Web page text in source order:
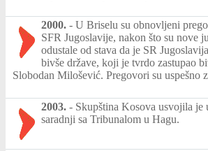
2000. - U Briselu su obnovljeni
SFR Jugoslavije, nakon što su nove
odustale od stava da je SR
bivše države, koji je tvrdo zastupao
Slobodan Milošević. Pregovori su uspešno
2003. - Skupština Kosova usvojila je
saradnji sa Tribunalom u Hagu.